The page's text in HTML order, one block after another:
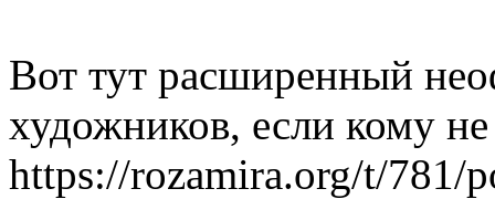
Вот тут расширенный
художников, если кому
https://rozamira.org/t/781/